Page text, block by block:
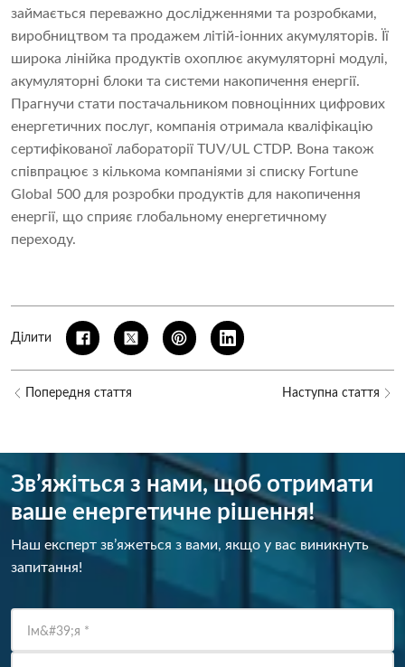
займається переважно дослідженнями та розробками,
виробництвом та продажем літій-іонних акумуляторів. Її
широка лінійка продуктів охоплює акумуляторні модулі,
акумуляторні блоки та системи накопичення енергії.
Прагнучи стати постачальником повноцінних цифрових
енергетичних послуг, компанія отримала кваліфікацію
сертифікованої лабораторії TUV/UL CTDP. Вона також
співпрацює з кількома компаніями зі списку Fortune
Global 500 для розробки продуктів для накопичення
енергії, що сприяє глобальному енергетичному
переходу.
Ділити
Попередня стаття Наступна стаття
Зв’яжіться з нами, щоб отримати
ваше енергетичне рішення!
Наш експерт зв’яжеться з вами, якщо у вас виникнуть
запитання!
Ім&#39;я *